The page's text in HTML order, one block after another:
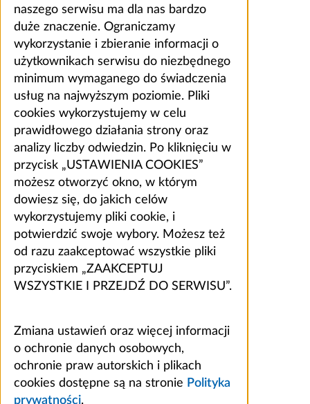
naszego serwisu ma dla nas bardzo
duże znaczenie. Ograniczamy
wykorzystanie i zbieranie informacji o
użytkownikach serwisu do niezbędnego
minimum wymaganego do świadczenia
usług na najwyższym poziomie. Pliki
cookies wykorzystujemy w celu
prawidłowego działania strony oraz
analizy liczby odwiedzin. Po kliknięciu w
przycisk „USTAWIENIA COOKIES”
możesz otworzyć okno, w którym
dowiesz się, do jakich celów
wykorzystujemy pliki cookie, i
potwierdzić swoje wybory. Możesz też
od razu zaakceptować wszystkie pliki
przyciskiem „ZAAKCEPTUJ
WSZYSTKIE I PRZEJDŹ DO SERWISU”.
Zmiana ustawień oraz więcej informacji
o ochronie danych osobowych,
ochronie praw autorskich i plikach
cookies dostępne są na stronie Polityka
prywatności.